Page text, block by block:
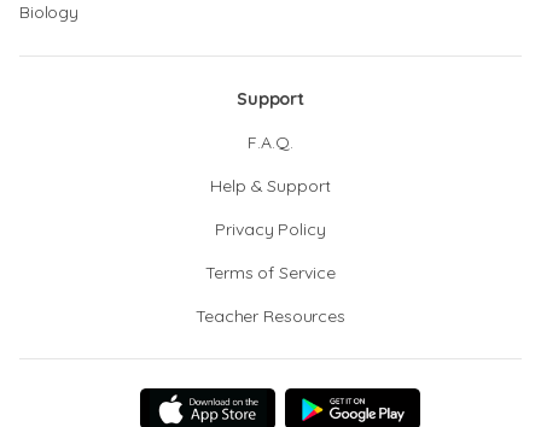
Biology
Support
F.A.Q.
Help & Support
Privacy Policy
Terms of Service
Teacher Resources